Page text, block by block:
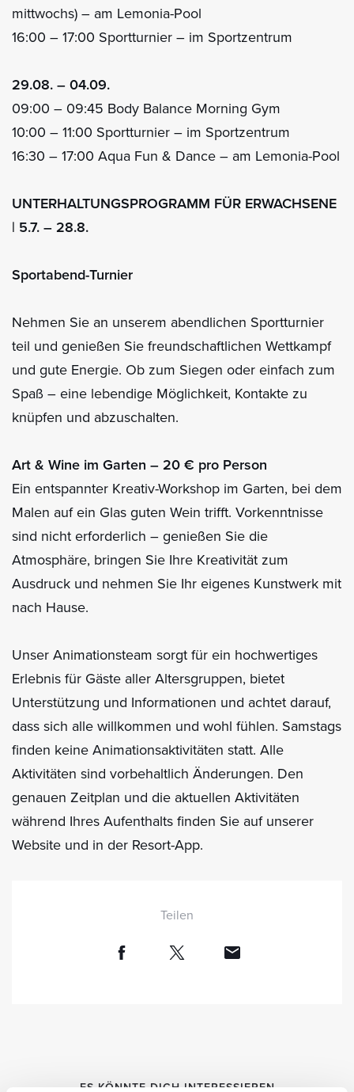
mittwochs) – am Lemonia-Pool
16:00 – 17:00 Sportturnier – im Sportzentrum
29.08. – 04.09.
09:00 – 09:45 Body Balance Morning Gym
10:00 – 11:00 Sportturnier – im Sportzentrum
16:30 – 17:00 Aqua Fun & Dance – am Lemonia-Pool
UNTERHALTUNGSPROGRAMM FÜR ERWACHSENE
| 5.7. – 28.8.
Sportabend-Turnier
Nehmen Sie an unserem abendlichen Sportturnier
teil und genießen Sie freundschaftlichen Wettkampf
und gute Energie. Ob zum Siegen oder einfach zum
Spaß – eine lebendige Möglichkeit, Kontakte zu
knüpfen und abzuschalten.
Art & Wine im Garten – 20 € pro Person
Ein entspannter Kreativ-Workshop im Garten, bei dem
Malen auf ein Glas guten Wein trifft. Vorkenntnisse
sind nicht erforderlich – genießen Sie die
Atmosphäre, bringen Sie Ihre Kreativität zum
Ausdruck und nehmen Sie Ihr eigenes Kunstwerk mit
nach Hause.
Unser Animationsteam sorgt für ein hochwertiges
Erlebnis für Gäste aller Altersgruppen, bietet
Unterstützung und Informationen und achtet darauf,
dass sich alle willkommen und wohl fühlen. Samstags
finden keine Animationsaktivitäten statt. Alle
Aktivitäten sind vorbehaltlich Änderungen. Den
genauen Zeitplan und die aktuellen Aktivitäten
während Ihres Aufenthalts finden Sie auf unserer
Website und in der Resort-App.
Teilen
ES KÖNNTE DICH INTERESSIEREN